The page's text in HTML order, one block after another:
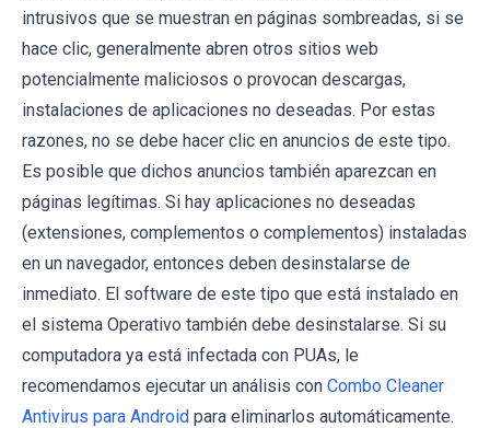
intrusivos que se muestran en páginas sombreadas, si se
hace clic, generalmente abren otros sitios web
potencialmente maliciosos o provocan descargas,
instalaciones de aplicaciones no deseadas. Por estas
razones, no se debe hacer clic en anuncios de este tipo.
Es posible que dichos anuncios también aparezcan en
páginas legítimas. Si hay aplicaciones no deseadas
(extensiones, complementos o complementos) instaladas
en un navegador, entonces deben desinstalarse de
inmediato. El software de este tipo que está instalado en
el sistema Operativo también debe desinstalarse. Si su
computadora ya está infectada con PUAs, le
recomendamos ejecutar un análisis con Combo Cleaner
Antivirus para Android para eliminarlos automáticamente.